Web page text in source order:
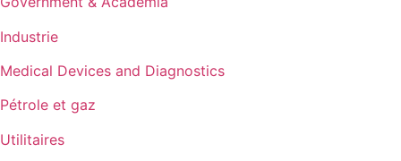
Industrie
Medical Devices and Diagnostics
Pétrole et gaz
Utilitaires